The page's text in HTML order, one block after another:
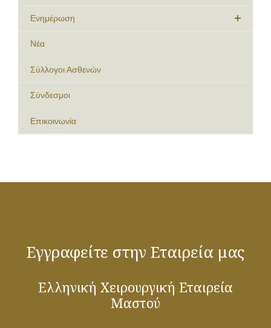
Ενημέρωση
Νέα
Σύλλογοι Ασθενών
Σύνδεσμοι
Επικοινωνία
Εγγραφείτε στην Εταιρεία μας
Ελληνική Χειρουργική Εταιρεία
Μαστού